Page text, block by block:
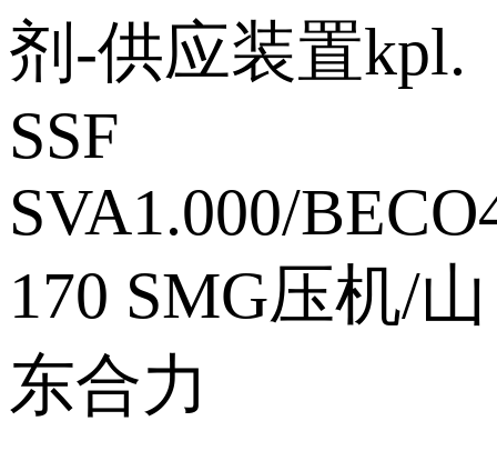
剂‑供应装置kpl.
SSF
SVA1.000/
170 SMG压机/山
东合力